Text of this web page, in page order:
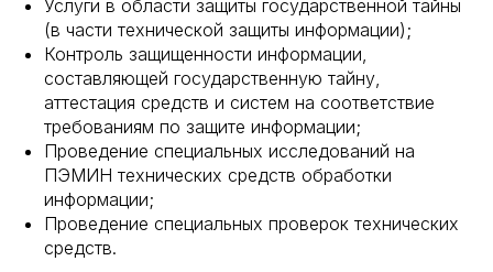
Услуги в области защиты государственной тайны
(в части технической защиты информации);
Контроль защищенности информации,
составляющей государственную тайну,
аттестация средств и систем на соответствие
требованиям по защите информации;
Проведение специальных исследований на
ПЭМИН технических средств обработки
информации;
Проведение специальных проверок технических
средств.